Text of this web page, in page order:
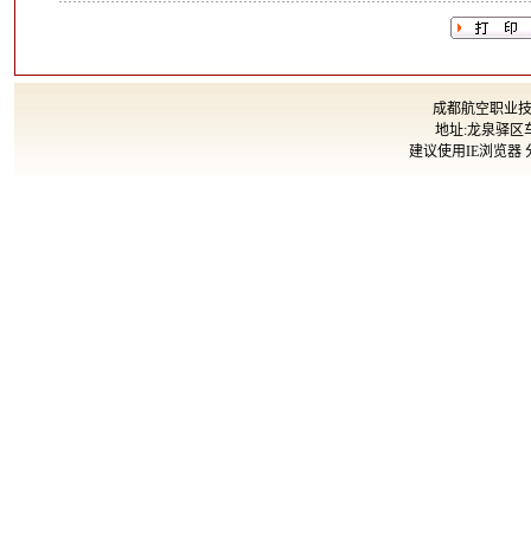
成都航空职业
地址:龙泉驿区
建议使用IE浏览器